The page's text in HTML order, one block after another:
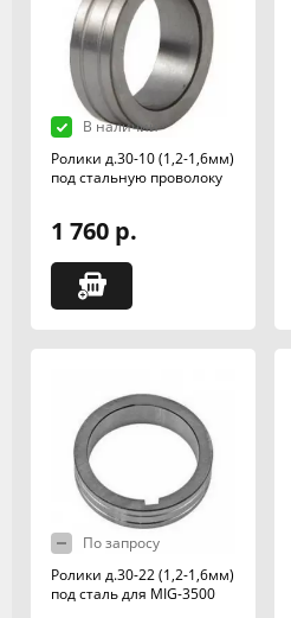
В наличии
Ролики д.30-10 (1,2-1,6мм)
под стальную проволоку
1 760 р.
По запросу
Ролики д.30-22 (1,2-1,6мм)
под сталь для MIG-3500